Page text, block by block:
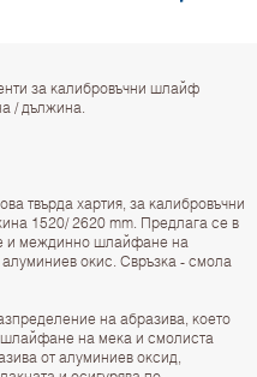
за калибровъчни шлайф
/ дължина.
твърда хартия, за калибровъчни
1520/ 2620 mm. Предлага се в
и междинно шлайфане на
окис. Свръзка - смола
на абразива, което
на мека и смолиста
от алуминиев оксид,